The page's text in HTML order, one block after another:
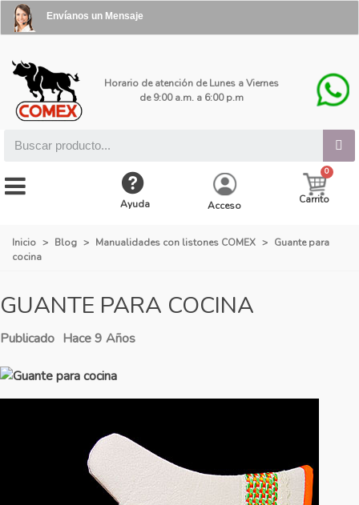
Envíanos un Mensaje
Horario de atención de Lunes a Viernes
de 9:00 a.m. a 6:00 p.m
Ayuda Acceso Carrito
Inicio > Blog > Manualidades con listones COMEX > Guante para
cocina
GUANTE PARA COCINA
Publicado Hace 9 Años